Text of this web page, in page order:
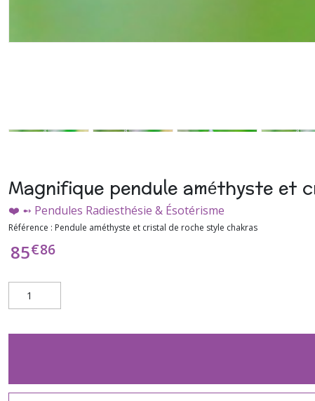
Magnifique pendule améthyste et
❤️ ➻ Pendules Radiesthésie & Ésotérisme
Référence : Pendule améthyste et cristal de roche style chakras
85€86